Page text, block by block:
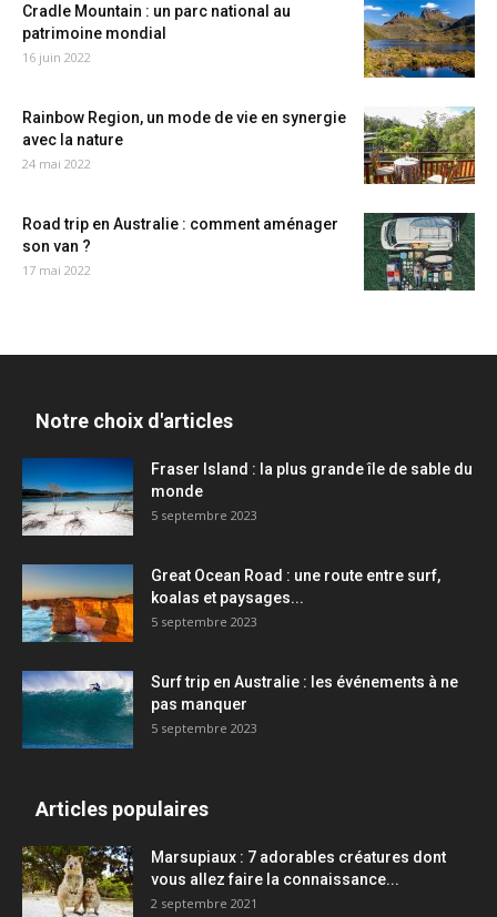
Cradle Mountain : un parc national au
patrimoine mondial
16 juin 2022
Rainbow Region, un mode de vie en synergie
avec la nature
24 mai 2022
Road trip en Australie : comment aménager
son van ?
17 mai 2022
Notre choix d'articles
Fraser Island : la plus grande île de sable du
monde
5 septembre 2023
Great Ocean Road : une route entre surf,
koalas et paysages...
5 septembre 2023
Surf trip en Australie : les événements à ne
pas manquer
5 septembre 2023
Articles populaires
Marsupiaux : 7 adorables créatures dont
vous allez faire la connaissance...
2 septembre 2021